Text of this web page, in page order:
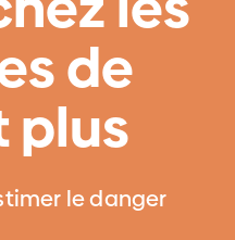
de
plus
le danger